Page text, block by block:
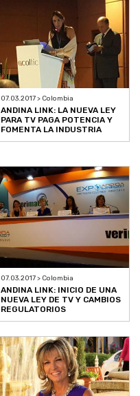
07.03.2017 > Colombia
ANDINA LINK: LA NUEVA LEY
PARA TV PAGA POTENCIA Y
FOMENTA LA INDUSTRIA
07.03.2017 > Colombia
ANDINA LINK: INICIO DE UNA
NUEVA LEY DE TV Y CAMBIOS
REGULATORIOS